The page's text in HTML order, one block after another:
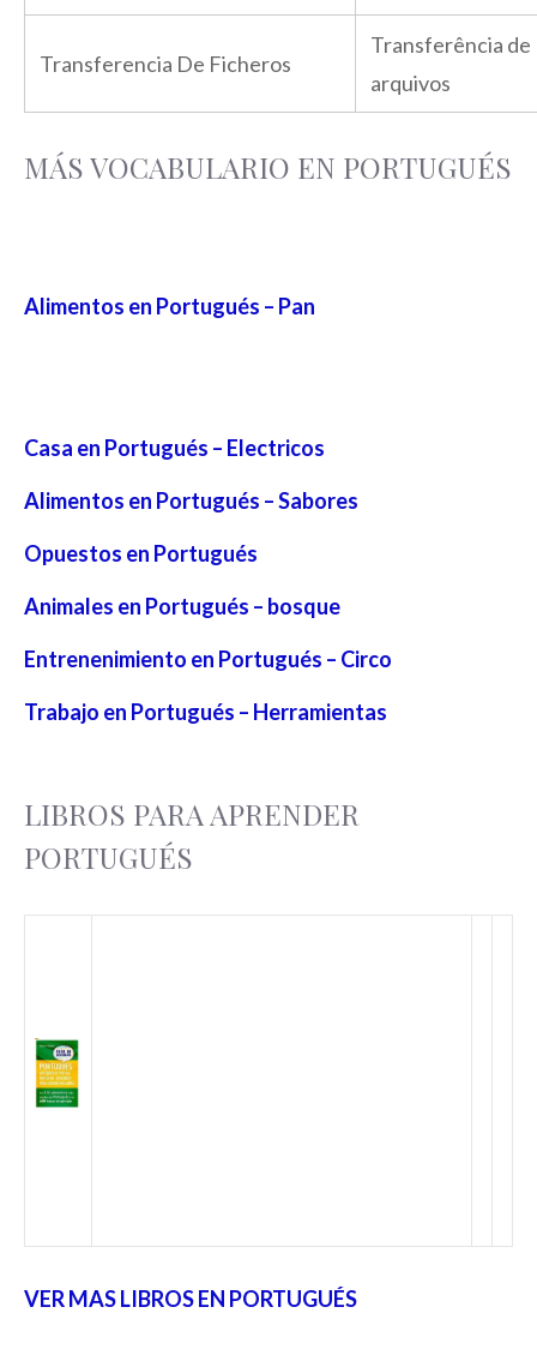
Transferencia De Ficheros
Transferência de
arquivos
MÁS VOCABULARIO EN PORTUGUÉS
Alimentos en Portugués – Pan
Casa en Portugués – Electricos
Alimentos en Portugués – Sabores
Opuestos en Portugués
Animales en Portugués – bosque
Entrenenimiento en Portugués – Circo
Trabajo en Portugués – Herramientas
LIBROS PARA APRENDER
PORTUGUÉS
VER MAS LIBROS EN PORTUGUÉS